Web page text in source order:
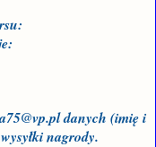
:
danych (imię i
nagrody.